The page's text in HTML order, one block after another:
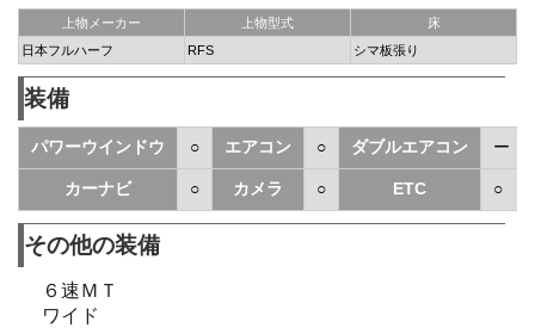
上物メーカー 上物型式
床
日本フルハーフ
RFS シマ板張り
装備
パワーウインドウ ○ エアコン ○ ダブルエアコン ー
カーナビ ○ カメラ ○ ETC ○
その他の装備
６速ＭＴ
ワイド